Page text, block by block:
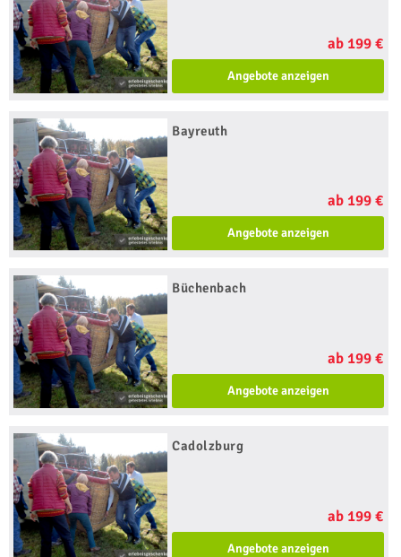
ab 199 €
Angebote anzeigen
Bayreuth
ab 199 €
Angebote anzeigen
Büchenbach
ab 199 €
Angebote anzeigen
Cadolzburg
ab 199 €
Angebote anzeigen